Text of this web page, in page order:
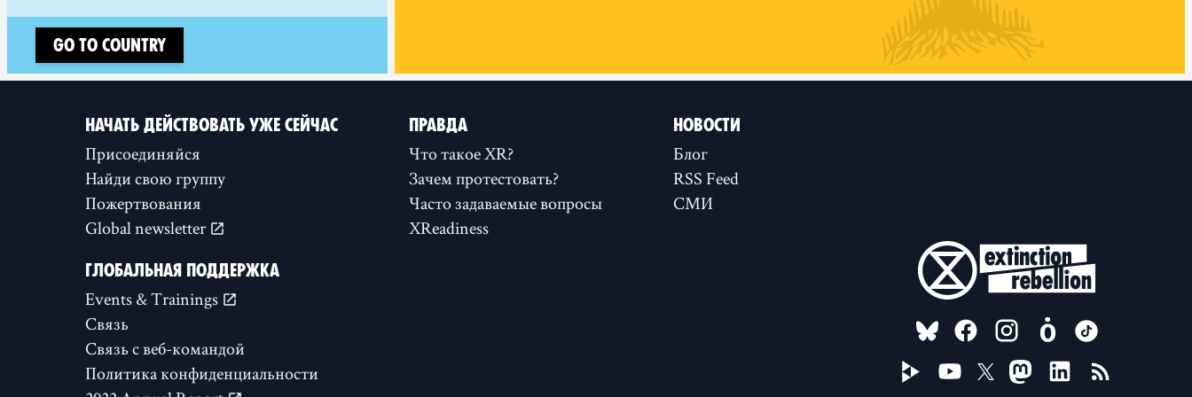
Go to country
НАЧАТЬ ДЕЙСТВОВАТЬ УЖЕ СЕЙЧАС
Присоединяйся
Найди свою группу
Пожертвования
Global newsletter
ПРАВДА
Что такое XR?
Зачем протестовать?
Часто задаваемые вопросы
XReadiness
НОВОСТИ
Блог
RSS Feed
СМИ
ГЛОБАЛЬНАЯ ПОДДЕРЖКА
Events & Trainings
Связь
Связь с веб-командой
Политика конфиденциальности
FOLLOW US ON